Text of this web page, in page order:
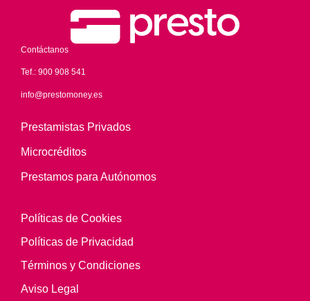
Contáctanos
Tef.: 900 908 541
info@prestomoney.es
Prestamistas Privados
Microcréditos
Prestamos para Autónomos
Políticas de Cookies
Políticas de Privacidad
Términos y Condiciones
Aviso Legal